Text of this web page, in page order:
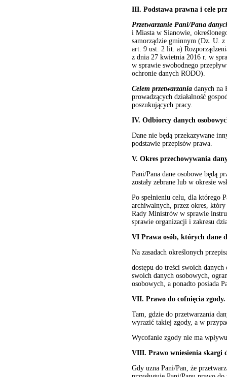
III. Podstawa prawna i cele
Przetwarzanie Pani/Pana
i Miasta w Sianowie,
samorządzie gminnym (Dz. U.
art. 9 ust. 2 lit. a)
z dnia 27 kwietnia 2016 r. w
w sprawie swobodnego
ochronie danych RODO).
Celem przetwarzania danych na
prowadzących działalność
poszukujących pracy.
IV. Odbiorcy danych
Dane nie będą przekazywane
podstawie przepisów prawa.
V. Okres przechowywania
Pani/Pana dane osobowe będą
zostały zebrane lub w okresie
Po spełnieniu celu, dla którego
archiwalnych, przez okres, który
Rady Ministrów w sprawie
sprawie organizacji i zakresu
VI Prawa osób, których dane
Na zasadach określonych
dostępu do treści swoich
swoich danych osobowych,
osobowych, a ponadto posiada
VII. Prawo do cofnięcia zgody.
Tam, gdzie do przetwarzania
wyrazić takiej zgody, a w
Wycofanie zgody nie ma
VIII. Prawo wniesienia skargi
Gdy uzna Pani/Pan, że